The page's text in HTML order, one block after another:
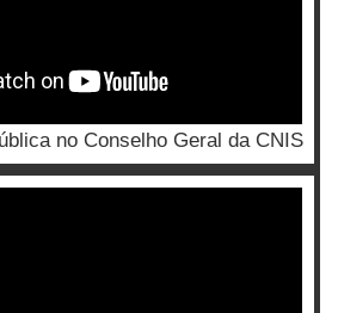
no Conselho Geral da CNIS